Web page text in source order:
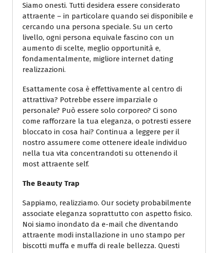
Siamo onesti. Tutti desidera essere considerato
attraente – in particolare quando sei disponibile e
cercando una persona speciale. Su un certo
livello, ogni persona equivale fascino con un
aumento di scelte, meglio opportunità e,
fondamentalmente, migliore internet dating
realizzazioni.
Esattamente cosa è effettivamente al centro di
attrattiva? Potrebbe essere imparziale o
personale? Può essere solo corporeo? Ci sono
come rafforzare la tua eleganza, o potresti essere
bloccato in cosa hai? Continua a leggere per il
nostro assumere come ottenere ideale individuo
nella tua vita concentrandoti su ottenendo il
most attraente self.
The Beauty Trap
Sappiamo, realizziamo. Our society probabilmente
associate eleganza soprattutto con aspetto fisico.
Noi siamo inondato da e-mail che diventando
attraente modi installazione in uno stampo per
biscotti muffa e muffa di reale bellezza. Questi